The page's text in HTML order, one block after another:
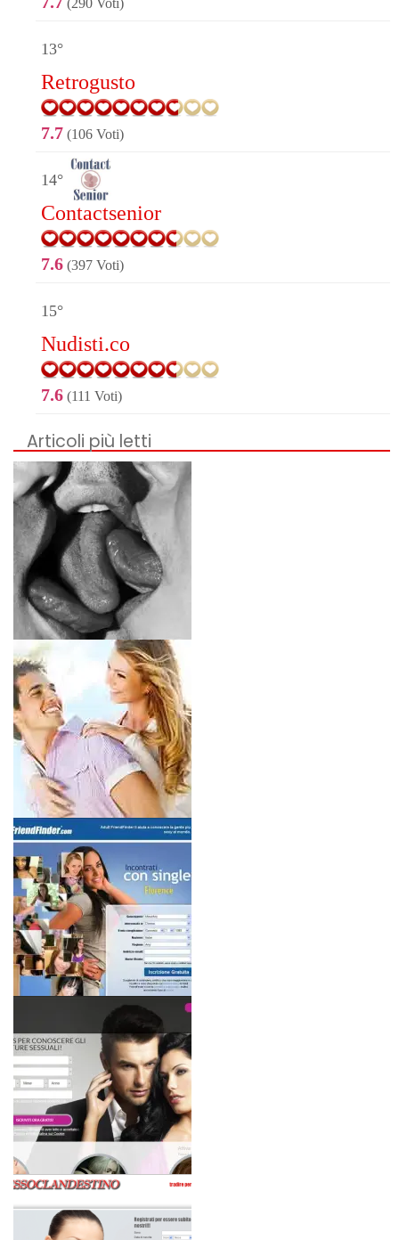
13°
Retrogusto
7.7 (106 Voti)
14°
Contactsenior
7.6 (397 Voti)
15°
Nudisti.co
7.6 (111 Voti)
Articoli più letti